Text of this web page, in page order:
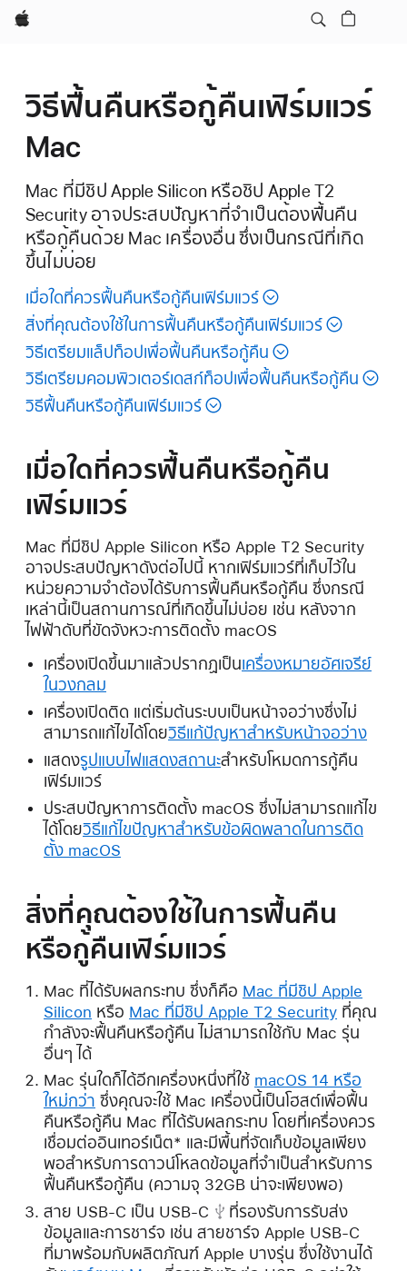
Apple
วิธีฟื้นคืนหรือกู้คืนเฟิร์มแวร์
Mac
Mac ที่มีชิป Apple Silicon หรือชิป Apple T2
Security อาจประสบปัญหาที่จำเป็นต้องฟื้นคืน
หรือกู้คืนด้วย Mac เครื่องอื่น ซึ่งเป็นกรณีที่เกิด
ขึ้นไม่บ่อย
เมื่อใดที่ควรฟื้นคืนหรือกู้คืนเฟิร์มแวร์
สิ่งที่คุณต้องใช้ในการฟื้นคืนหรือกู้คืนเฟิร์มแวร์
วิธีเตรียมแล็ปท็อปเพื่อฟื้นคืนหรือกู้คืน
วิธีเตรียมคอมพิวเตอร์เดสก์ท็อปเพื่อฟื้นคืนหรือกู้คืน
วิธีฟื้นคืนหรือกู้คืนเฟิร์มแวร์
เมื่อใดที่ควรฟื้นคืนหรือกู้คืน
เฟิร์มแวร์
Mac ที่มีชิป Apple Silicon หรือ Apple T2 Security
อาจประสบปัญหาดังต่อไปนี้ หากเฟิร์มแวร์ที่เก็บไว้ใน
หน่วยความจำต้องได้รับการฟื้นคืนหรือกู้คืน ซึ่งกรณี
เหล่านี้เป็นสถานการณ์ที่เกิดขึ้นไม่บ่อย เช่น หลังจาก
ไฟฟ้าดับที่ขัดจังหวะการติดตั้ง macOS
เครื่องเปิดขึ้นมาแล้วปรากฏเป็นเครื่องหมายอัศเจรีย์
ในวงกลม
เครื่องเปิดติด แต่เริ่มต้นระบบเป็นหน้าจอว่างซึ่งไม่
สามารถแก้ไขได้โดยวิธีแก้ปัญหาสำหรับหน้าจอว่าง
แสดงรูปแบบไฟแสดงสถานะสำหรับโหมดการกู้คืน
เฟิร์มแวร์
ประสบปัญหาการติดตั้ง macOS ซึ่งไม่สามารถแก้ไข
ได้โดยวิธีแก้ไขปัญหาสําหรับข้อผิดพลาดในการติด
ตั้ง macOS
สิ่งที่คุณต้องใช้ในการฟื้นคืน
หรือกู้คืนเฟิร์มแวร์
Mac ที่ได้รับผลกระทบ ซึ่งก็คือ Mac ที่มีชิป Apple
Silicon หรือ Mac ที่มีชิป Apple T2 Securityที่คุณ
กำลังจะฟื้นคืนหรือกู้คืน ไม่สามารถใช้กับ Mac รุ่น
อื่นๆ ได้
Mac รุ่นใดก็ได้อีกเครื่องหนึ่งที่ใช้ macOS 14 หรือ
ใหม่กว่า ซึ่งคุณจะใช้ Mac เครื่องนี้เป็นโฮสต์เพื่อฟื้น
คืนหรือกู้คืน Mac ที่ได้รับผลกระทบ โดยที่เครื่องควร
เชื่อมต่ออินเทอร์เน็ต* และมีพื้นที่จัดเก็บข้อมูลเพียง
พอสำหรับการดาวน์โหลดข้อมูลที่จำเป็นสำหรับการ
ฟื้นคืนหรือกู้คืน (ความจุ 32GB น่าจะเพียงพอ)
สาย USB-C เป็น USB-C
ที่รองรับการรับส่ง
ข้อมูลและการชาร์จ เช่น สายชาร์จ Apple USB-C
ที่มาพร้อมกับผลิตภัณฑ์ Apple บางรุ่น ซึ่งใช้งานได้